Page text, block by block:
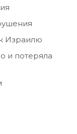
Израилю
и потеряла